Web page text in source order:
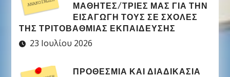
ΜΑΘΗΤΈΣ/ΤΡΙΕΣ ΜΑΣ ΓΙΑ ΤΗΝ
ΕΙΣΑΓΩΓΉ ΤΟΥΣ ΣΕ ΣΧΟΛΈΣ
ΤΗΣ ΤΡΙΤΟΒΆΘΜΙΑΣ ΕΚΠΑΊΔΕΥΣΗΣ
23 Ιουλίου 2026
ΠΡΟΘΕΣΜΊΑ ΚΑΙ ΔΙΑΔΙΚΑΣΊΑ